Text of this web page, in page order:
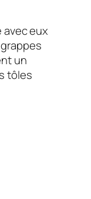
avec eux
un
tôles